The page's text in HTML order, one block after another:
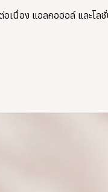
อง แอลกอฮอล์ และโล